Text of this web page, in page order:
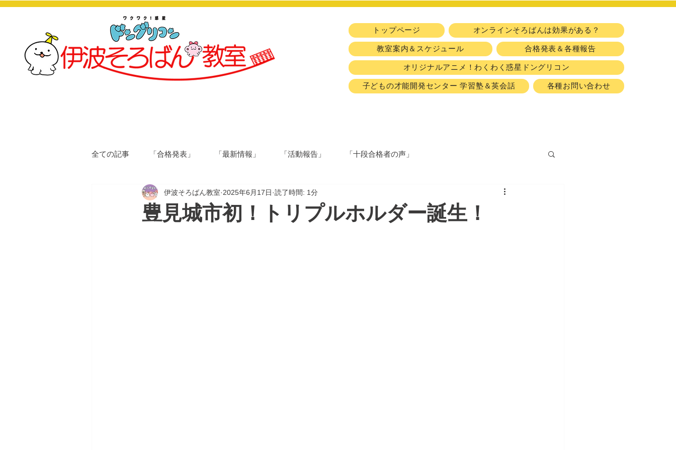
トップページ オンラインそろばんは効果がある？
教室案内＆スケジュール 合格発表＆各種報告
オリジナルアニメ！わくわく惑星ドングリコン
子どもの才能開発センター 学習塾＆英会話 各種お問い合わせ
全ての記事 「合格発表」 「最新情報」 「活動報告」 「十段合格者の声」
豊見城市初！トリプルホルダー誕生！
伊波そろばん教室 2025年6月17日 読了時間: 1分